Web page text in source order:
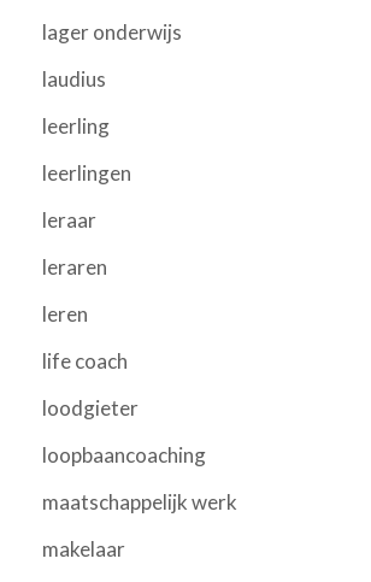
lager onderwijs
laudius
leerling
leerlingen
leraar
leraren
leren
life coach
loodgieter
loopbaancoaching
maatschappelijk werk
makelaar